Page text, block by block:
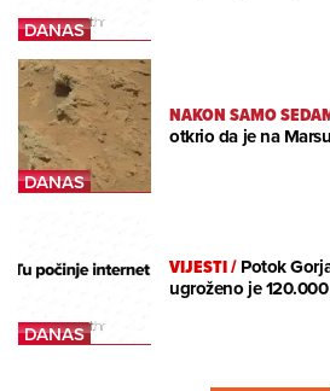
NAKON SAMO
otkrio da je na
VIJESTI/Potok
ugroženo je